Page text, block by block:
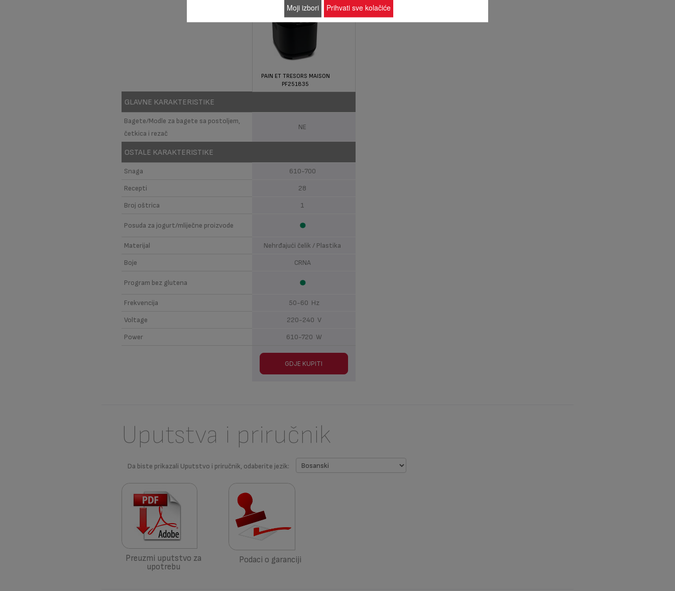
PAIN ET TRESORS MAISON
PF251835
GLAVNE KARAKTERISTIKE
Bagete/Modle za bagete sa postoljem,
četkica i rezač
NE
OSTALE KARAKTERISTIKE
Snaga
610-700
Recepti
28
Broj oštrica
1
Posuda za jogurt/mliječne proizvode
Materijal
Nehrđajući čelik / Plastika
Boje
CRNA
Program bez glutena
Frekvencija
50-60 Hz
Voltage
220-240 V
Power
610-720 W
GDJE KUPITI
Uputstva i priručnik
Da biste prikazali Uputstvo i priručnik, odaberite jezik:
Preuzmi uputstvo za
upotrebu
Podaci o garanciji
Moji izbori Prihvati sve kolačiće